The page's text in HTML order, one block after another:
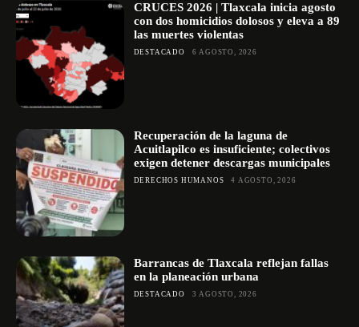
CRUCES 2026 | Tlaxcala inicia agosto
con dos homicidios dolosos y eleva a 89
las muertes violentas
DESTACADO 6 AGOSTO, 2026
Recuperación de la laguna de
Acuitlapilco es insuficiente; colectivos
exigen detener descargas municipales
DERECHOS HUMANOS 4 AGOSTO, 2026
Barrancas de Tlaxcala reflejan fallas
en la planeación urbana
DESTACADO 3 AGOSTO, 2026